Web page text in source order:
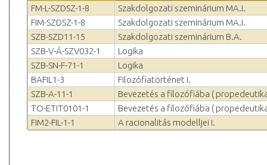
FM-L-SZDSZ-1-8
Szakdolgozati szeminárium MA.I.
FIM-SZDSZ-1-8
Szakdolgozati szeminárium MA.I.
SZB-SZD11-15
Szakdolgozati szeminárium B.A.
SZB-V-Á-SZV032-1
Logika
SZB-SN-F-71-1
Logika
BAFIL1-3
Filozófiatörténet I.
SZB-A-11-1
Bevezetés a filozófiába (
TO-ETIT0101-1
Bevezetés a filozófiába (
FIM2-FIL-1-1
A racionalitás modelljei I.